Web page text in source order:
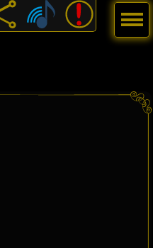
Menú